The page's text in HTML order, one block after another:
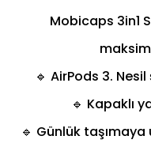
Mobicaps 3in1
🔹 AirPods 3.
🔹 Kapaklı
🔹 Günlük